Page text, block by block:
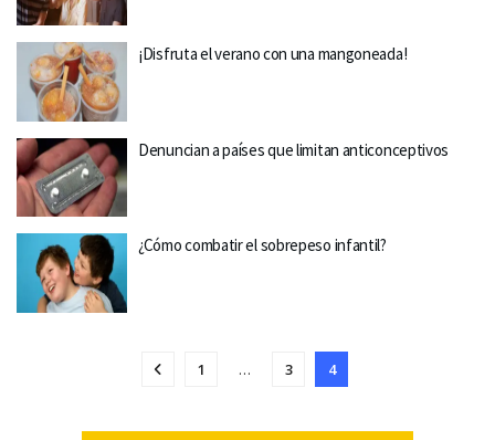
¡Disfruta el verano con una mangoneada!
Denuncian a países que limitan anticonceptivos
¿Cómo combatir el sobrepeso infantil?
1 … 3 4